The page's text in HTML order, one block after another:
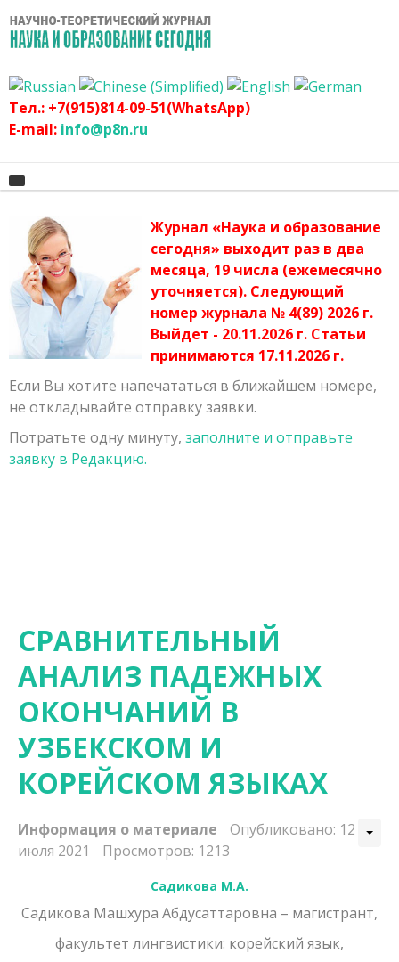
Тел.: +7(915)814-09-51(WhatsApp)
E-mail: info@p8n.ru
Главная
Архив журнала
Сертификат
Публикационная этика журнала
Политика журнала
Порядок рецензирования рукописей, поступивших в
редакцию
О журнале
График
Оргвзнос
Наши авторы
Физико-математические науки
Химические науки
Географические науки
Педагогические науки
Фармацевтические науки
Ветеринарные науки
Заявка на публикацию
Контакты
Журнал «Наука и образование
сегодня» выходит раз в два
месяца, 19 числа (ежемесячно
уточняется). Следующий
номер журнала № 4(89) 2026 г.
Выйдет - 20.11.2026 г. Статьи
принимаются 17.11.2026 г.
Если Вы хотите напечататься в ближайшем номере,
не откладывайте отправку заявки.
Потратьте одну минуту, заполните и отправьте
заявку в Редакцию.
СРАВНИТЕЛЬНЫЙ
АНАЛИЗ ПАДЕЖНЫХ
ОКОНЧАНИЙ В
УЗБЕКСКОМ И
КОРЕЙСКОМ ЯЗЫКАХ
Информация о материале
Опубликовано: 12
июля 2021
Просмотров: 1213
Садикова М.А.
Садикова Машхура Абдусаттаровна – магистрант,
факультет лингвистики: корейский язык,